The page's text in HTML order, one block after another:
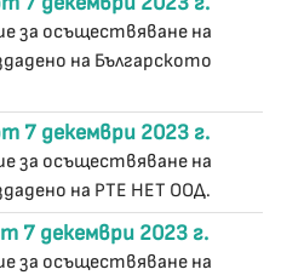
за осъществяване на
на Българското
7 декември 2023 г.
за осъществяване на
на РТЕ НЕТ ООД.
7 декември 2023 г.
за осъществяване на